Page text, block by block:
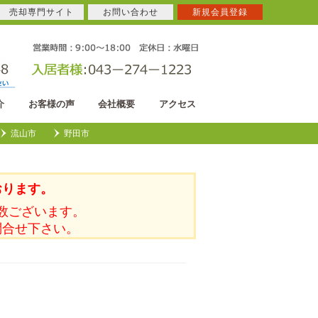
お客様の声 会社概要 アクセス
流山市 野田市
ます。
ざいます。
せ下さい。
売却専門サイト お問い合わせ 新規会員登録